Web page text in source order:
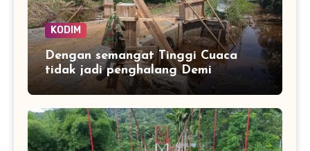
KODIM
Dengan semangat Tinggi Cuaca
tidak jadi penghalang Demi
tuntaskan Jembatan Aramco Desa
Paya laot untuk Percepat Akses
warag